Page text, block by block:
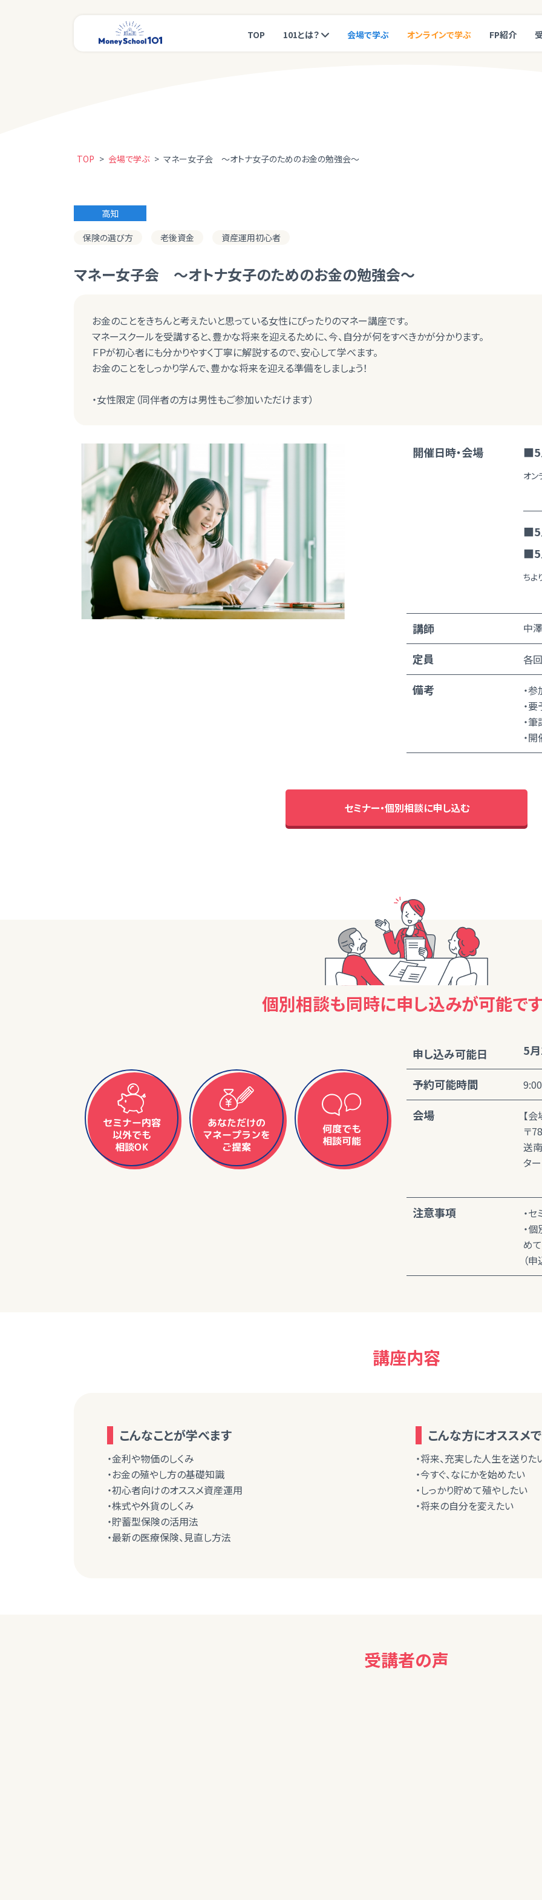
TOP 101とは？ 会場で学ぶ オンラインで学ぶ FP紹介
TOP > 会場で学ぶ > マネー女子会 ～オトナ女子のためのお金の勉強会～
高知
保険の選び方
老後資金 資産運用初心者
マネー女子会 ～オトナ女子のためのお金の勉強会～
お金のことをきちんと考えたいと思っている女性にぴったりのマネー講座です。
マネースクールを受講すると、豊かな将来を迎えるために、今、自分が何をすべきかが分かります。
ＦＰが初心者にも分かりやすく丁寧に解説するので、安心して学べます。
お金のことをしっかり学んで、豊かな将来を迎える準備をしましょう！
・女性限定（同伴者の方は男性もご参加いただけます）
開催日時・会場 ■5
オン
■5
■5
ちよ
講師 中
定員 各
備考
・
・
・
・
セミナー・個別相談に申し込む
個別相談も同時に申し込みが可能です
セミナー内容
以外でも
相談OK
あなただけの
マネープランを
ご提案
何度でも
相談可能
申し込み可能日 5月
予約可能時間
会場
【
〒
送
タ
注意事項
・
・
め
（
講座内容
こんなことが学べます
・金利や物価のしくみ
・お金の殖やし方の基礎知識
・初心者向けのオススメ資産運用
・株式や外貨のしくみ
・貯蓄型保険の活用法
・最新の医療保険、見直し方法
こんな方にオススメ
・将来、充実した人生を送りた
・今すぐ、なにかを始めたい
・しっかり貯めて殖やしたい
・将来の自分を変えたい
受講者の声